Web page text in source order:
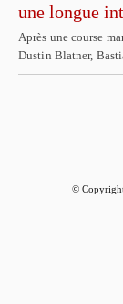
une longue
Après une course
Dustin Blatner,
©